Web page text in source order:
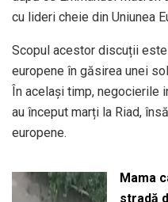
cu lideri cheie din Uniunea
Scopul acestor discuții
europene în găsirea unei
În același timp, negocierile
au început marți la Riad,
europene.
Mama
stradă